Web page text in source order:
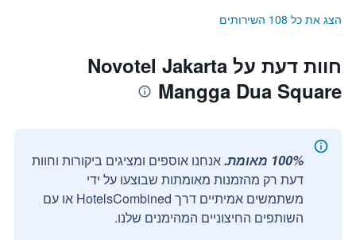
הצג את כל 108 השירותים
חוות דעת על Novotel Jakarta
Mangga Dua Square
100% מאומת.
אנחנו אוספים ומציגים ביקורות וחוות
דעת רק מהזמנות מאומתות שבוצעו על ידי
משתמשים אמיתיים דרך HotelsCombined או עם
השותפים החיצוניים המהימנים שלנו.